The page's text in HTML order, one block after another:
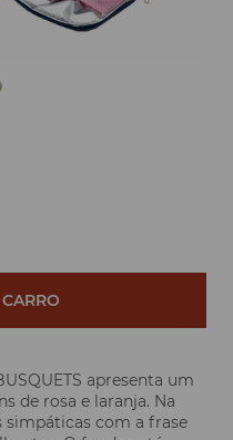
apresenta um
de rosa e laranja. Na
simpáticas com a frase